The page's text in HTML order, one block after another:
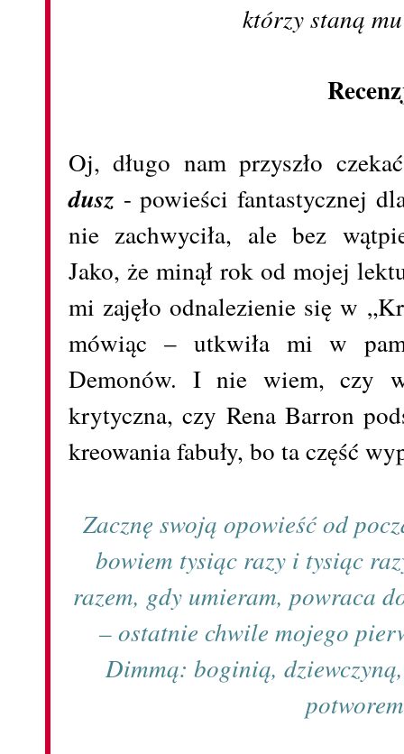
którzy staną
Oj, długo nam przyszło
dusz - powieści fantastycznej
nie zachwyciła, ale bez
Jako, że minął rok od mojej
mi zajęło odnalezienie się w
mówiąc – utkwiła mi w
Demonów. I nie wiem, czy
krytyczna, czy Rena Barron
kreowania fabuły, bo ta część
Zacznę swoją opowieść od
bowiem tysiąc razy i tysiąc
razem, gdy umieram, powraca
– ostatnie chwile mojego
Dimmą: boginią,